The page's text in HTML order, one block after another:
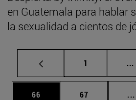
en Guatemala para hablar
la sexualidad a cientos de
Página
1 ...
Página
66 Página
67 ...